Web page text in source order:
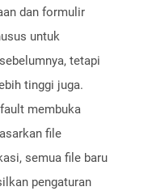
dan formulir
untuk
tetapi
tinggi juga.
membuka
file
semua file baru
pengaturan